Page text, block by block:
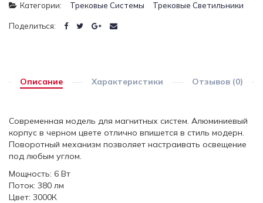
Категории: Трековые Системы Трековые Светильники
Поделиться:
Описание Характеристики Отзывов (0)
Современная модель для магнитных систем. Алюминиевый
корпус в черном цвете отлично впишется в стиль модерн.
Поворотный механизм позволяет настраивать освещение
под любым углом.
Мощность: 6 Вт
Поток: 380 лм
Цвет: 3000К